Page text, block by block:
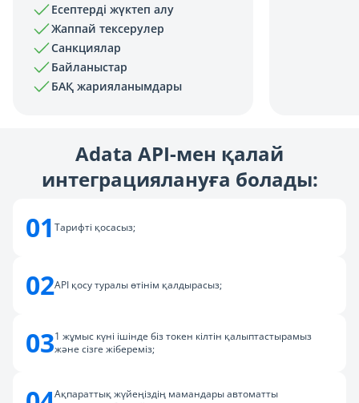
Есептерді жүктеп алу
Жаппай тексерулер
Санкциялар
Байланыстар
БАҚ жарияланымдары
Adata API-мен қалай
интеграциялануға болады:
01 Тарифті қосасыз;
02API қосу туралы өтінім қалдырасыз;
031 жұмыс күні ішінде біз токен кілтін қалыптастырамыз
және сізге жібереміз;
Ақпараттық жүйеңіздің мамандары автоматты